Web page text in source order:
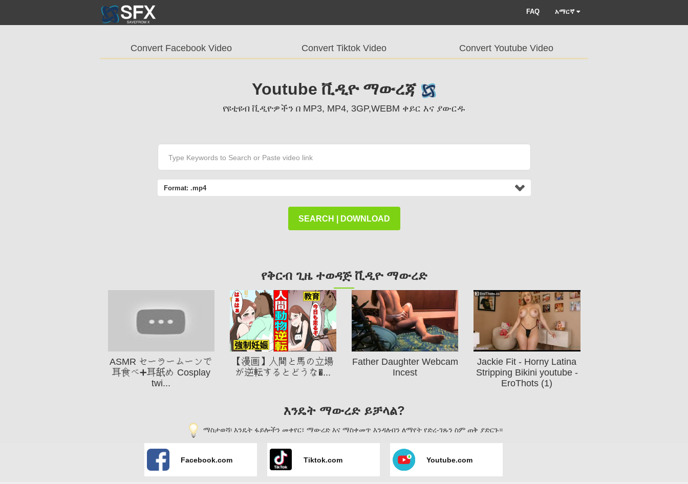
FAQ አማርኛ
Convert Facebook Video Convert Tiktok Video Convert Youtube Video
Youtube ቪዲዮ ማውረጃ
የዩቲዩብ ቪዲዮዎችን በ MP3, MP4, 3GP,WEBM ቀይር እና ያውርዱ
Format: .mp4
SEARCH | DOWNLOAD
የቅርብ ጊዜ ተወዳጅ ቪዲዮ ማውረድ
ASMR セーラームーンで
耳食べ➕耳舐め Cosplay
twi...
【漫画】人間と馬の立場
が逆転するとどうな�...
Father Daughter Webcam
Incest
Jackie Fit - Horny Latina
Stripping Bikini youtube -
EroThots (1)
እንዴት ማውረድ ይቻላል?
ማስታወሻ፡ እንዴት ፋይሎችን መቀየር፣ ማውረድ እና ማስቀመጥ እንዳለብን ለማየት የድረ-ገጹን ስም ጠቅ ያድርጉ።
Facebook.com Tiktok.com Youtube.com